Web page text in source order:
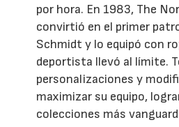
por hora. En 1983, The
convirtió en el primer
Schmidt y lo equipó con
deportista llevó al límite.
personalizaciones y
maximizar su equipo,
colecciones más